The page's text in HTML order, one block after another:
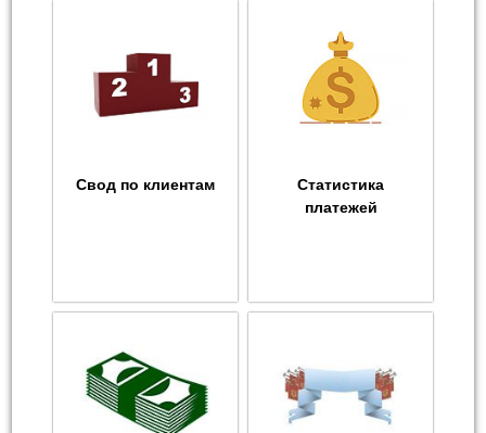
Свод по клиентам
Статистика
платежей